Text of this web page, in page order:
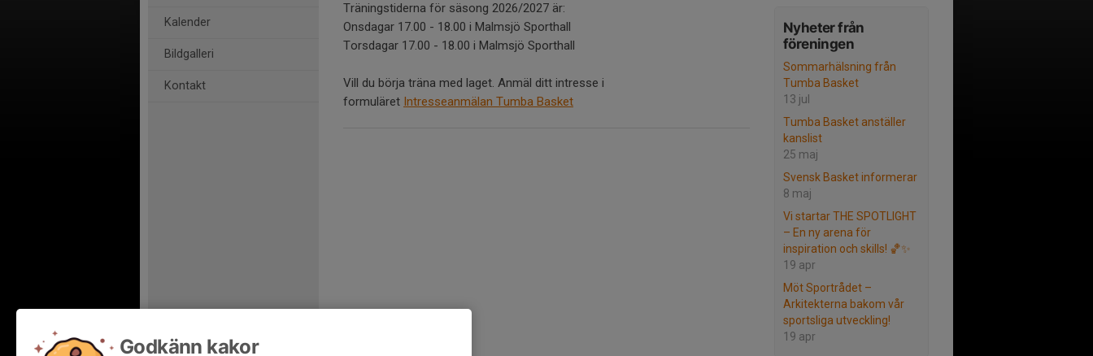
Kalender
Bildgalleri
Kontakt
Nyheter från
föreningen
Sommarhälsning från
Tumba Basket
13 jul
Tumba Basket anställer
kanslist
25 maj
Svensk Basket informerar
8 maj
Vi startar THE SPOTLIGHT
– En ny arena för
inspiration och skills! 🏀✨
19 apr
Möt Sportrådet –
Arkitekterna bakom vår
sportsliga utveckling!
19 apr
Träningstiderna för säsong 2026/2027 är:
Onsdagar 17.00 - 18.00 i Malmsjö Sporthall
Torsdagar 17.00 - 18.00 i Malmsjö Sporthall
Vill du börja träna med laget. Anmäl ditt intresse i
formuläret Intresseanmälan Tumba Basket
Godkänn kakor